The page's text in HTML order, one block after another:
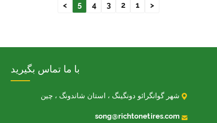
<
1
2
3
4
5
>
با ما تماس بگیرید
 شهر گوانگرائو دونگینگ ، استان شاندونگ ، چین

song@richtonetires.com